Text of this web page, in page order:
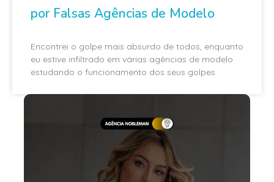
por Falsas Agências de Modelo
Encontrei o golpe mais absurdo de todos, enquanto
eu estive infiltrado em várias agências de modelo
estudando o funcionamento dos seus golpes